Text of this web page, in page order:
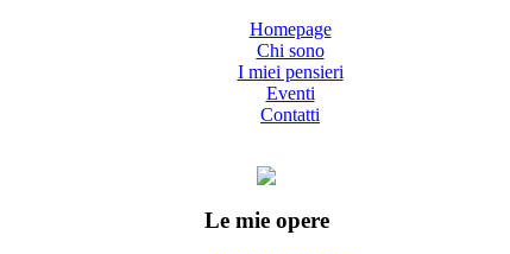
Homepage
Chi sono
I miei pensieri
Eventi
Contatti
Le mie opere